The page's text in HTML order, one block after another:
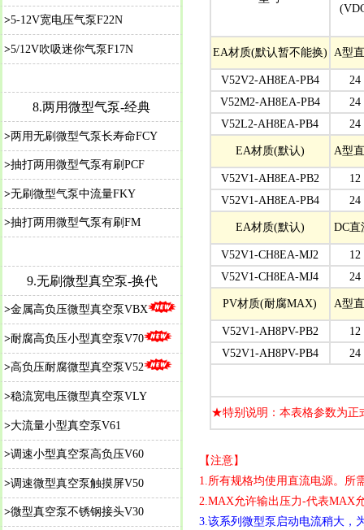
EA材质(默认暂不能换) A型
V52V2-AH8EA-PB4
24
V52M2-AH8EA-PB4
24
V52L2-AH8EA-PB4
24
EA材质(默认) A型
V52V1-AH8EA-PB2
12
V52V1-AH8EA-PB4
24
EA材质(默认) DC直
V52V1-CH8EA-MJ2
12
V52V1-CH8EA-MJ4
24
PV材质(耐腐MAX) A型
V52V1-AH8PV-PB2
12
V52V1-AH8PV-PB4
24
★特别说明：本表格参数为正
【注意】
1.所有规格均使用直流电源。所
2.MAX允许输出压力-代表MAX
3.该系列微型泵启动电流稍大，
>5-12V宽电压气泵F22N
>5/12V吹吸迷你气泵F17N
8.两用微型气泵-经典
>两用无刷微型气泵长寿命FCY
>抽打两用微型气泵有刷PCF
>无刷微型气泵中流量FKY
>抽打两用微型气泵有刷FM
9.无刷微型真空泵-换代
>金属高负压微型真空泵VBX
>耐腐高负压小型真空泵V70
>高负压耐腐微型真空泵V52
>稳流宽电压微型真空泵VLY
>大流量小型真空泵V61
>调速小型真空泵高负压V60
>调速微型真空泵触摸屏V50
>微型真空泵不锈钢接头V30